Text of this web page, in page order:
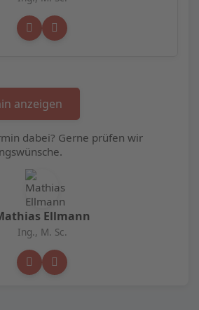
anzeigen
dabei? Gerne prüfen wir
Ellmann
Ing., M. Sc.